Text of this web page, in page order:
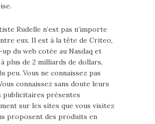
Rudelle n’est pas n’importe
eux. Il est à la tête de Criteo,
du web cotée au Nasdaq et
plus de 2 milliards de dollars,
peu. Vous ne connaissez pas
connaissez sans doute leurs
publicitaires présentes
sur les sites que vous visitez
proposent des produits en